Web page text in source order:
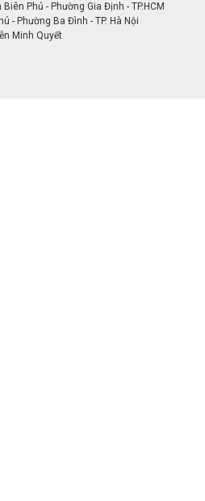
Phủ - Phường Gia Định - TP.HCM
- Phường Ba Đình - TP. Hà Nội
Minh Quyết